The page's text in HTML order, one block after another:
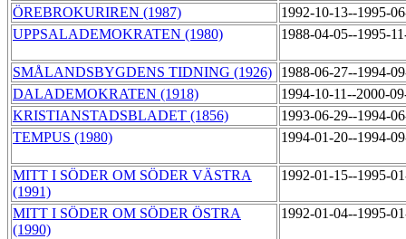
ÖREBROKURIREN (1987)
1992-10-13--1995-
UPPSALADEMOKRATEN (1980)
1988-04-05--1995-
SMÅLANDSBYGDENS TIDNING (1926)
1988-06-27--1994-
DALADEMOKRATEN (1918)
1994-10-11--2000-
KRISTIANSTADSBLADET (1856)
1993-06-29--1994-
TEMPUS (1980)
1994-01-20--1994-
MITT I SÖDER OM SÖDER VÄSTRA
(1991)
1992-01-15--1995-
MITT I SÖDER OM SÖDER ÖSTRA
(1990)
1992-01-04--1995-